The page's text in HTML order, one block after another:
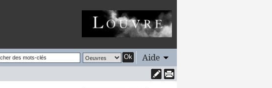
Ok Aide